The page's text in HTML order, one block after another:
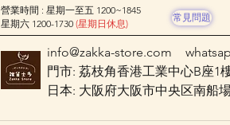
營業時間 : 星期一至五 1200~1845
星期六 1200-1730 (星期日休息)
常見問題
info@zakka-store.com
門市: 荔枝角香港工業中心B座1
日本: 大阪府大阪市中央区南船